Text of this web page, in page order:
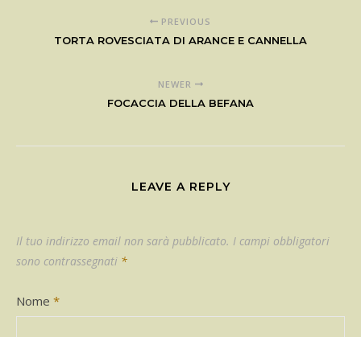
PREVIOUS
TORTA ROVESCIATA DI ARANCE E CANNELLA
NEWER
FOCACCIA DELLA BEFANA
LEAVE A REPLY
Il tuo indirizzo email non sarà pubblicato. I campi obbligatori
sono contrassegnati *
Nome *